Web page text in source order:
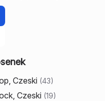
Czeski (43)
Czeski (19)